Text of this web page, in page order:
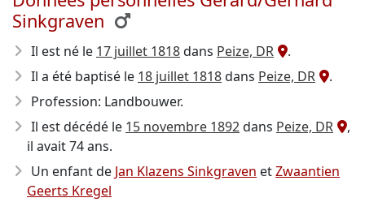
Sinkgraven
Il est né le 17 juillet 1818dans Peize, DR
.
Il a été baptisé le 18 juillet 1818dans Peize, DR
.
Profession: Landbouwer.
Il est décédé le 15 novembre 1892dans Peize, DR
,
il avait 74 ans.
Un enfant de Jan Klazens Sinkgraven etZwaantien
Geerts Kregel